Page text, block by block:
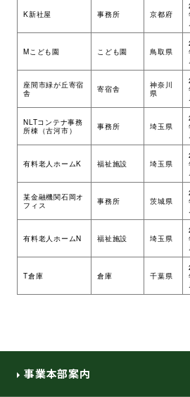
建築実例
取扱商品
環境・社会へ
モッケン便り
イベントレポー
K新社屋 事務所 京都府
Mこども園 こども園 鳥取県
座間市緑が丘寄宿
舎
寄宿舎
神奈川
県
NLTコンテナ事務
所棟（古河市）
事務所 埼玉県
有料老人ホームK 福祉施設 埼玉県
某金融機関石岡オ
フィス
事務所 茨城県
有料老人ホームN 福祉施設 埼玉県
T倉庫 倉庫 千葉県
事業本部案内